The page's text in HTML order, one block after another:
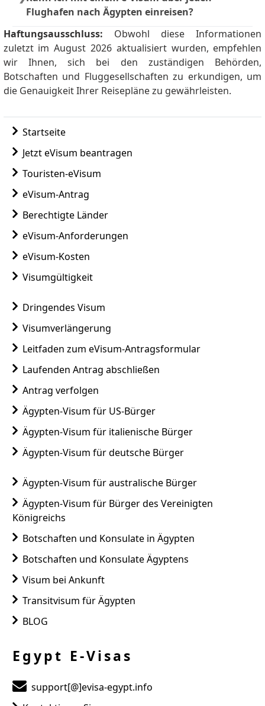
treffen ägyptische Einwanderungsbeamte.
Flughafen nach Ägypten einreisen?
Ja. Das e-Visum wird an großen Flughäfen,
Seehäfen und Landgrenzen akzeptiert.
Haftungsausschluss: Obwohl diese Informationen
zuletzt im August 2026 aktualisiert wurden, empfehlen
wir Ihnen, sich bei den zuständigen Behörden,
Botschaften und Fluggesellschaften zu erkundigen, um
die Genauigkeit Ihrer Reisepläne zu gewährleisten.
Startseite
Jetzt eVisum beantragen
Touristen-eVisum
eVisum-Antrag
Berechtigte Länder
eVisum-Anforderungen
eVisum-Kosten
Visumgültigkeit
Dringendes Visum
Visumverlängerung
Leitfaden zum eVisum-Antragsformular
Laufenden Antrag abschließen
Antrag verfolgen
Ägypten-Visum für US-Bürger
Ägypten-Visum für italienische Bürger
Ägypten-Visum für deutsche Bürger
Ägypten-Visum für australische Bürger
Ägypten-Visum für Bürger des Vereinigten
Königreichs
Botschaften und Konsulate in Ägypten
Botschaften und Konsulate Ägyptens
Visum bei Ankunft
Transitvisum für Ägypten
BLOG
Egypt E-Visas
support[@]evisa-egypt.info